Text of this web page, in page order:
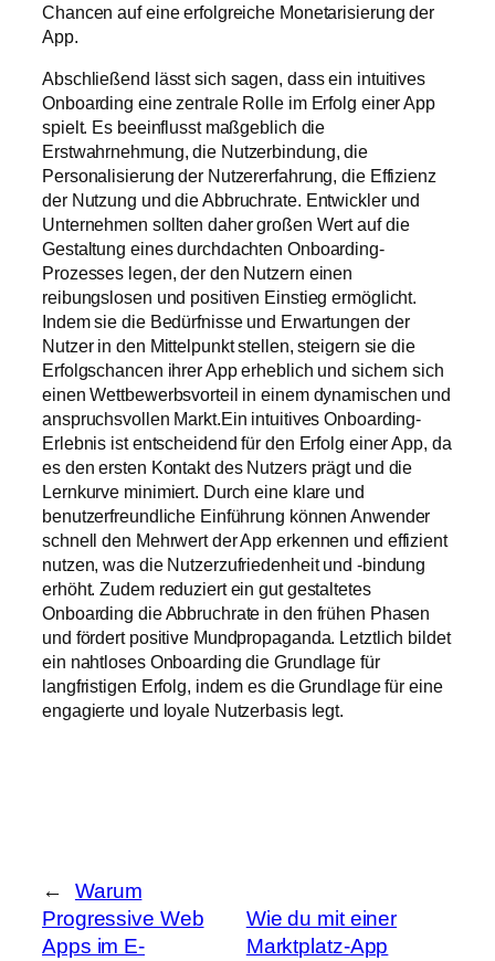
Chancen auf eine erfolgreiche Monetarisierung der
App.
Abschließend lässt sich sagen, dass ein intuitives
Onboarding eine zentrale Rolle im Erfolg einer App
spielt. Es beeinflusst maßgeblich die
Erstwahrnehmung, die Nutzerbindung, die
Personalisierung der Nutzererfahrung, die Effizienz
der Nutzung und die Abbruchrate. Entwickler und
Unternehmen sollten daher großen Wert auf die
Gestaltung eines durchdachten Onboarding-
Prozesses legen, der den Nutzern einen
reibungslosen und positiven Einstieg ermöglicht.
Indem sie die Bedürfnisse und Erwartungen der
Nutzer in den Mittelpunkt stellen, steigern sie die
Erfolgschancen ihrer App erheblich und sichern sich
einen Wettbewerbsvorteil in einem dynamischen und
anspruchsvollen Markt.Ein intuitives Onboarding-
Erlebnis ist entscheidend für den Erfolg einer App, da
es den ersten Kontakt des Nutzers prägt und die
Lernkurve minimiert. Durch eine klare und
benutzerfreundliche Einführung können Anwender
schnell den Mehrwert der App erkennen und effizient
nutzen, was die Nutzerzufriedenheit und -bindung
erhöht. Zudem reduziert ein gut gestaltetes
Onboarding die Abbruchrate in den frühen Phasen
und fördert positive Mundpropaganda. Letztlich bildet
ein nahtloses Onboarding die Grundlage für
langfristigen Erfolg, indem es die Grundlage für eine
engagierte und loyale Nutzerbasis legt.
←
Warum
Progressive Web
Apps im E-
Wie du mit einer
Marktplatz-App